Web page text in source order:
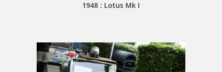
1948 : Lotus Mk I